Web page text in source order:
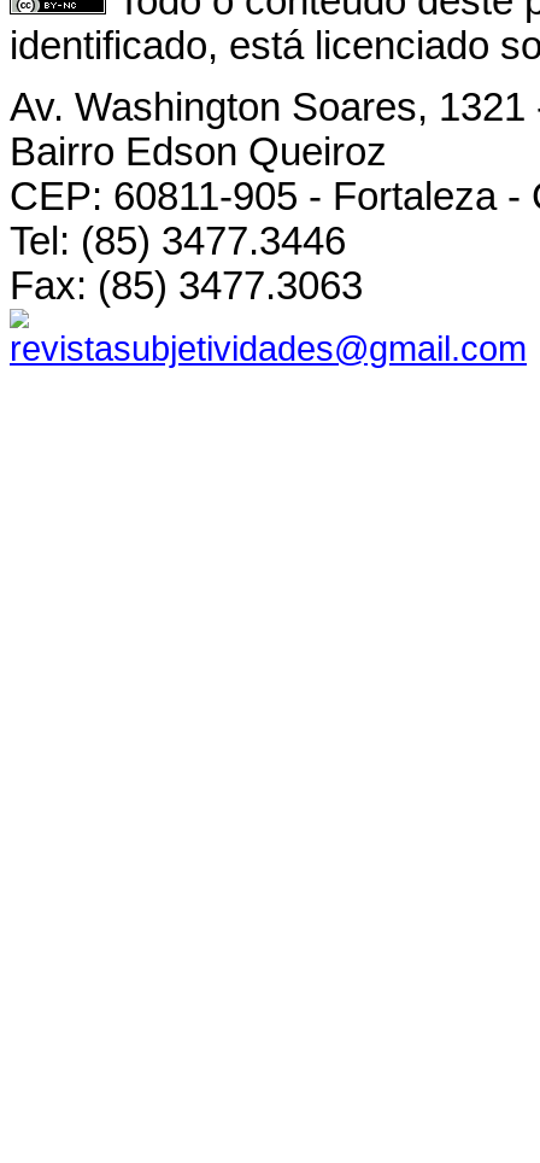
identificado, está licenciado
Av. Washington Soares,
Bairro Edson Queiroz
CEP: 60811-905 - Fortaleza -
Tel: (85) 3477.3446
Fax: (85) 3477.3063
revistasubjetividades@gmail.com